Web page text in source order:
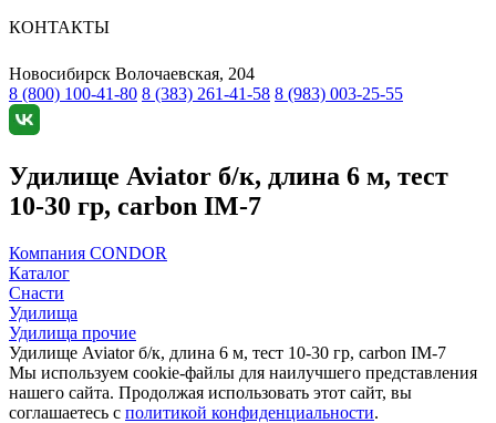
КОНТАКТЫ
Новосибирск Волочаевская, 204
8 (800) 100-41-80 8 (383) 261-41-58 8 (983) 003-25-55
Удилище Aviator б/к, длина 6 м, тест
10-30 гр, carbon IM-7
Компания CONDOR
Каталог
Снасти
Удилища
Удилищa прочие
Удилище Aviator б/к, длина 6 м, тест 10-30 гр, carbon IM-7
Мы используем cookie-файлы для наилучшего представления
нашего сайта. Продолжая использовать этот сайт, вы
соглашаетесь c политикой конфиденциальности.